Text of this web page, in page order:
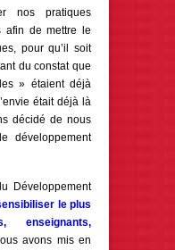
nos pratiques
afin de mettre le
pour qu’il soit
du constat que
» étaient déjà
était déjà là
décidé de nous
développement
Développement
le plus
enseignants,
avons mis en